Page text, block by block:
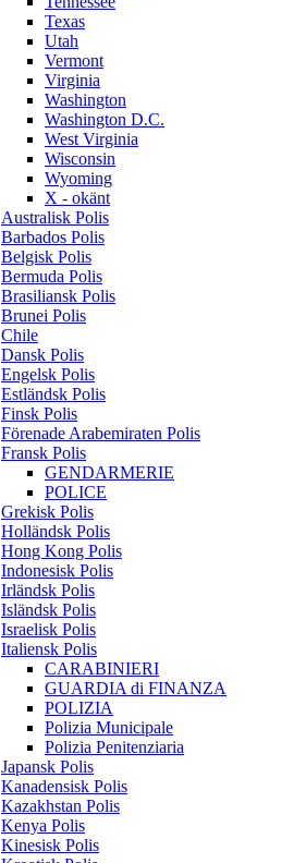
Texas
Utah
Vermont
Virginia
Washington
Washington D.C.
West Virginia
Wisconsin
Wyoming
X - okänt
Australisk Polis
Barbados Polis
Belgisk Polis
Bermuda Polis
Brasiliansk Polis
Brunei Polis
Chile
Dansk Polis
Engelsk Polis
Estländsk Polis
Finsk Polis
Förenade Arabemiraten Polis
Fransk Polis
GENDARMERIE
POLICE
Grekisk Polis
Holländsk Polis
Hong Kong Polis
Indonesisk Polis
Irländsk Polis
Isländsk Polis
Israelisk Polis
Italiensk Polis
CARABINIERI
GUARDIA di FINANZA
POLIZIA
Polizia Municipale
Polizia Penitenziaria
Japansk Polis
Kanadensisk Polis
Kazakhstan Polis
Kenya Polis
Kinesisk Polis